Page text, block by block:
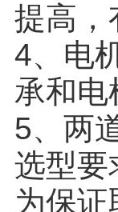
提高，
4、电
承和电
5、两
选型要
为保